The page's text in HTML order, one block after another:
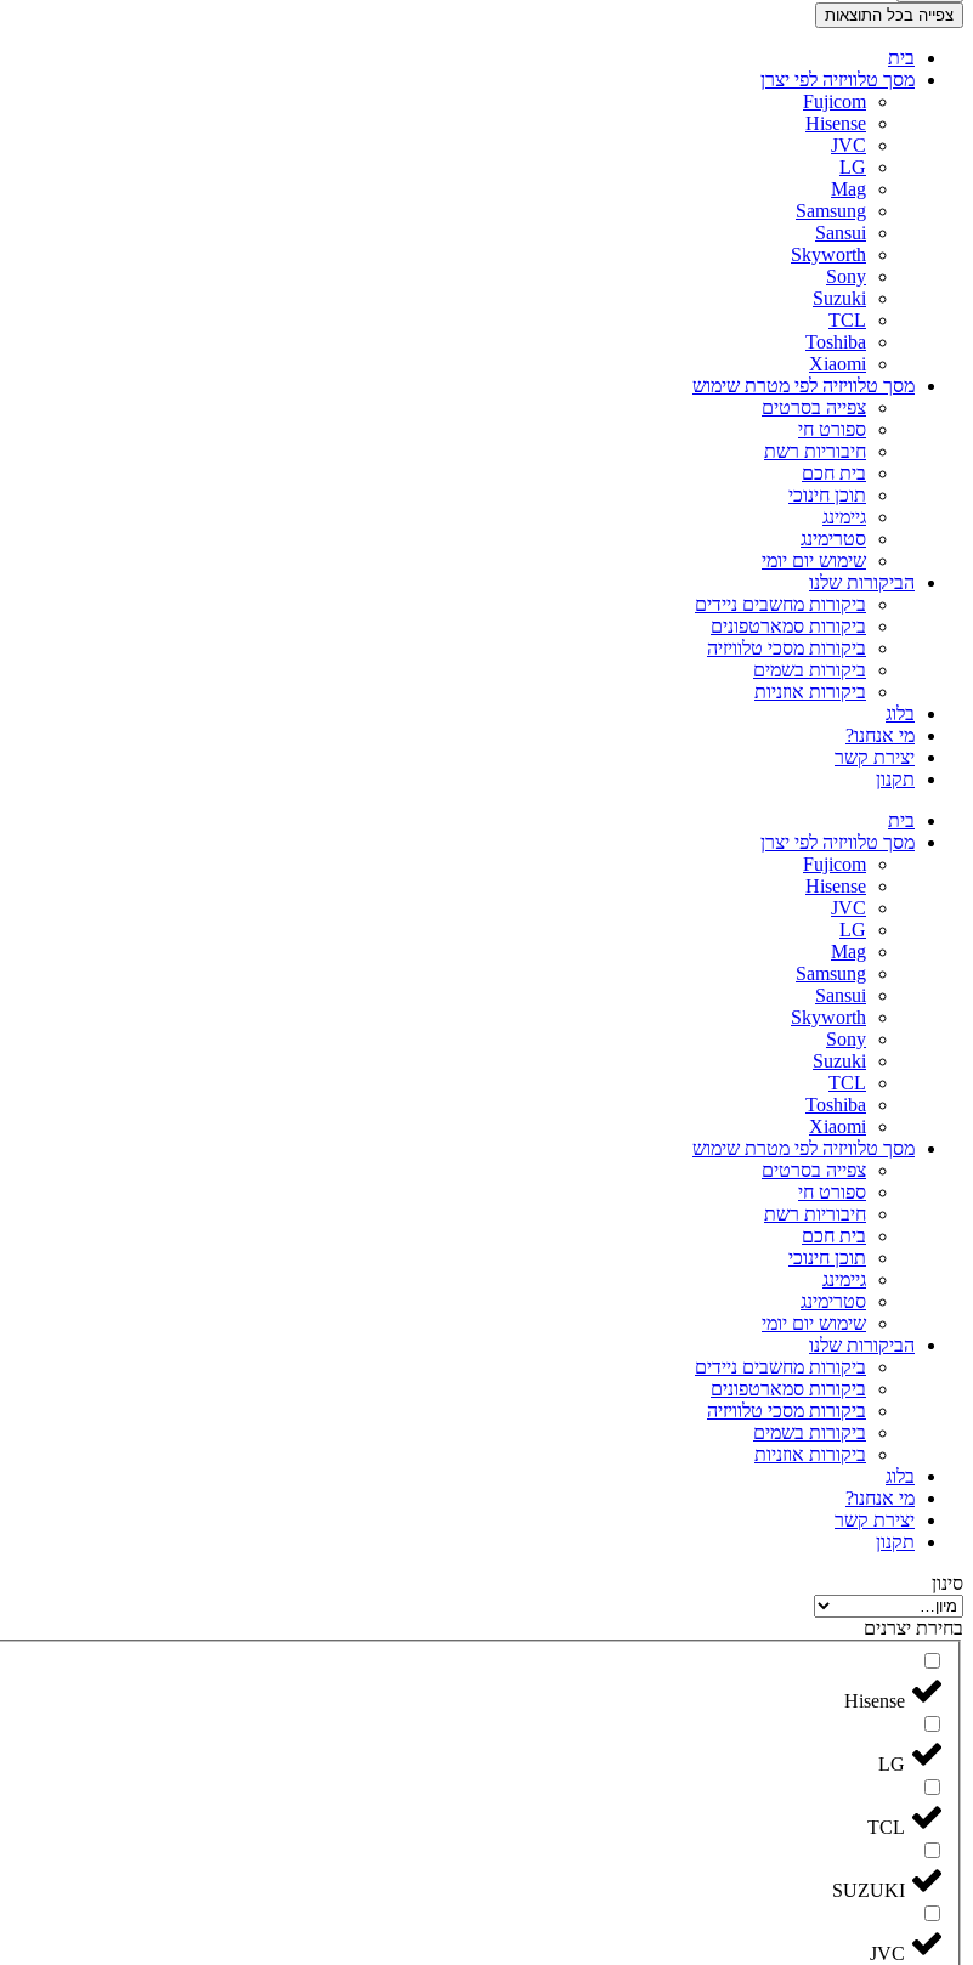
צפייה בכל התוצאות
בית
מסך טלוויזיה לפי יצרן
Fujicom
Hisense
JVC
LG
Mag
Samsung
Sansui
Skyworth
Sony
Suzuki
TCL
Toshiba
Xiaomi
מסך טלוויזיה לפי מטרת שימוש
צפייה בסרטים
ספורט חי
חיבוריות רשת
בית חכם
תוכן חינוכי
גיימינג
סטרימינג
שימוש יום יומי
הביקורות שלנו
ביקורות מחשבים ניידים
ביקורות סמארטפונים
ביקורות מסכי טלוויזיה
ביקורות בשמים
ביקורות אוזניות
בלוג
מי אנחנו?
יצירת קשר
תקנון
בית
מסך טלוויזיה לפי יצרן
Fujicom
Hisense
JVC
LG
Mag
Samsung
Sansui
Skyworth
Sony
Suzuki
TCL
Toshiba
Xiaomi
מסך טלוויזיה לפי מטרת שימוש
צפייה בסרטים
ספורט חי
חיבוריות רשת
בית חכם
תוכן חינוכי
גיימינג
סטרימינג
שימוש יום יומי
הביקורות שלנו
ביקורות מחשבים ניידים
ביקורות סמארטפונים
ביקורות מסכי טלוויזיה
ביקורות בשמים
ביקורות אוזניות
בלוג
מי אנחנו?
יצירת קשר
תקנון
סינון
בחירת יצרנים
Hisense
LG
TCL
SUZUKI
JVC